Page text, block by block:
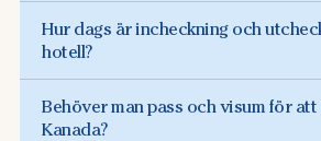
Hur dags är incheckning och
hotell?
Behöver man pass och visum för att
Kanada?